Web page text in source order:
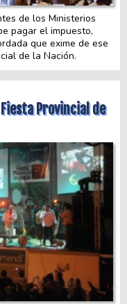
de los Ministerios
pagar el impuesto,
que exime de ese
de la Nación.
Provincial de